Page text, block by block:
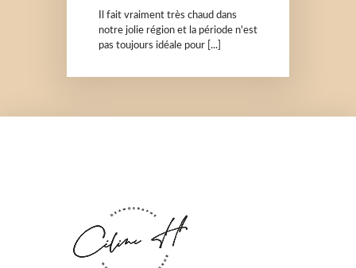
Il fait vraiment très chaud dans
notre jolie région et la période n'est
pas toujours idéale pour [...]